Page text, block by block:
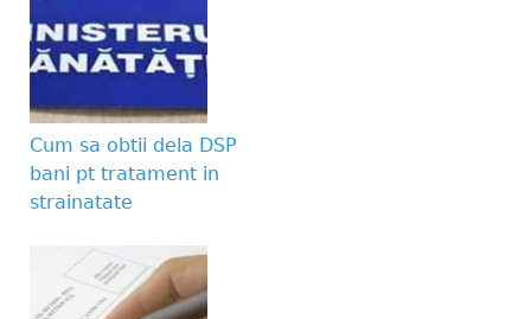
Cum sa obtii dela DSP
bani pt tratament in
strainatate